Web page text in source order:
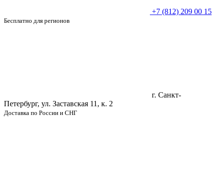
+7 (812) 209 00 15
Бесплатно для регионов
г. Санкт-
Петербург, ул. Заставская 11, к. 2
Доставка по России и СНГ